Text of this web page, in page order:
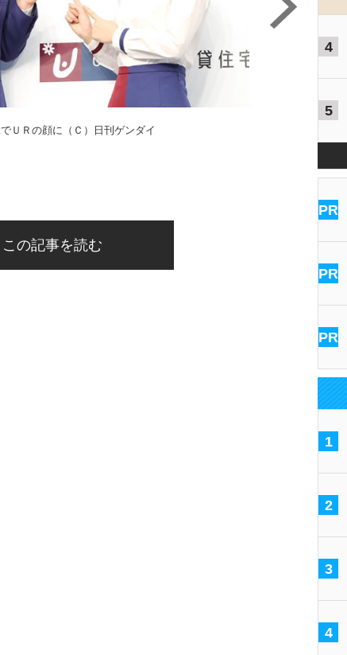
ＵＲの顔に（Ｃ）日刊ゲンダイ
この記事を読む
4
5
PR
PR
PR
1
2
3
4